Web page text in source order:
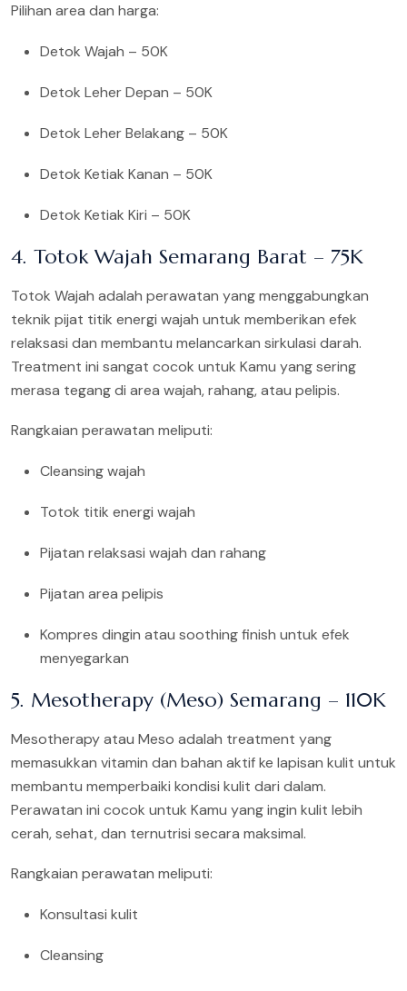
Pilihan area dan harga:
Detok Wajah – 50K
Detok Leher Depan – 50K
Detok Leher Belakang – 50K
Detok Ketiak Kanan – 50K
Detok Ketiak Kiri – 50K
4. Totok Wajah Semarang Barat – 75K
Totok Wajah adalah perawatan yang menggabungkan
teknik pijat titik energi wajah untuk memberikan efek
relaksasi dan membantu melancarkan sirkulasi darah.
Treatment ini sangat cocok untuk Kamu yang sering
merasa tegang di area wajah, rahang, atau pelipis.
Rangkaian perawatan meliputi:
Cleansing wajah
Totok titik energi wajah
Pijatan relaksasi wajah dan rahang
Pijatan area pelipis
Kompres dingin atau soothing finish untuk efek
menyegarkan
5. Mesotherapy (Meso) Semarang – 110K
Mesotherapy atau Meso adalah treatment yang
memasukkan vitamin dan bahan aktif ke lapisan kulit untuk
membantu memperbaiki kondisi kulit dari dalam.
Perawatan ini cocok untuk Kamu yang ingin kulit lebih
cerah, sehat, dan ternutrisi secara maksimal.
Rangkaian perawatan meliputi:
Konsultasi kulit
Cleansing